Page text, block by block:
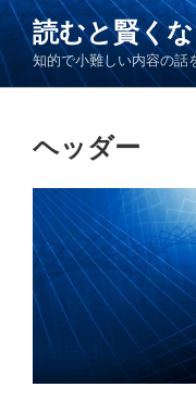
コ
テ
ン
読むと賢く
知的で小難しい内容の話
ヘッダー